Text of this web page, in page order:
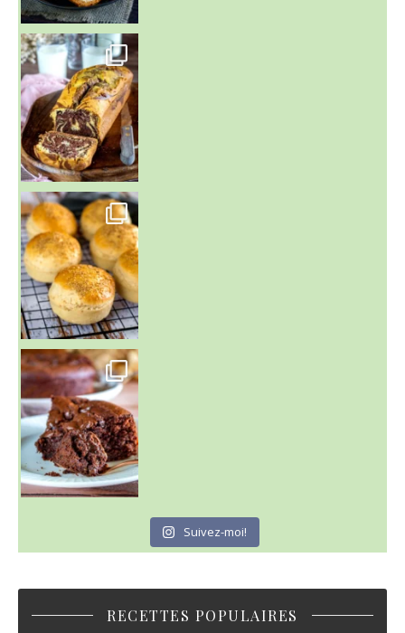
~ BUNS MAISON ~
Un peu de boulange par ici au
~ GÂTEAU FONDANT CHOCO NOISETTE ~
C'est lundi
Suivez-moi!
RECETTES POPULAIRES